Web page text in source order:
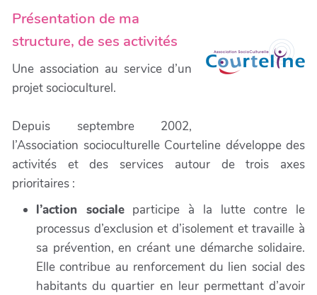
Présentation de ma
structure, de ses activités
Une association au service d’un
projet socioculturel.
Depuis septembre 2002,
l’Association socioculturelle Courteline développe des
activités et des services autour de trois axes
prioritaires :
l’action socialeparticipe à la lutte contre le
processus d’exclusion et d’isolement et travaille à
sa prévention, en créant une démarche solidaire.
Elle contribue au renforcement du lien social des
habitants du quartier en leur permettant d’avoir